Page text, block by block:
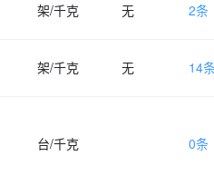
架/千克 无 2条
架/千克 无 14
台/千克 0条